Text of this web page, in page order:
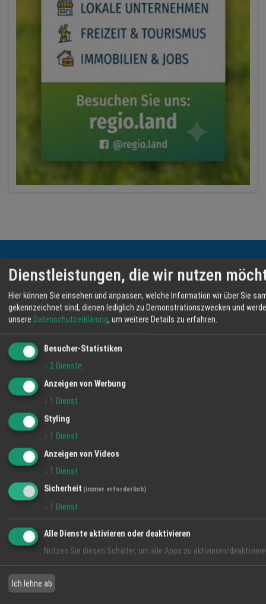
KONTAKT INFORMATIONEN
HappyTime24 Services GmbH
Lindenweg 23
61231 Bad Nauheim
Telefon: 06032 80108
Email: muenchen@ht24services.de
Impressum
BILDER DER REGION
Dienstleistungen, die wir nutzen
Hier können Sie einsehen und anpassen, welche Information wir über Sie
gekennzeichnet sind, dienen lediglich zu Demonstrationszwecken und
unsere Datenschutzerklärung, um weitere Details zu erfahren.
Besucher-Statistiken
↓ 2 Dienste
Anzeigen von Werbung
↓ 1 Dienst
Styling
↓ 1 Dienst
Anzeigen von Videos
↓ 1 Dienst
Sicherheit (immer erforderlich)
↓ 1 Dienst
Alle Dienste aktivieren oder deaktivieren
Nutzen Sie diesen Schalter, um alle Apps zu aktivieren/
Ich lehne ab